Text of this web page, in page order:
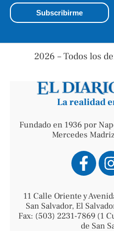
2026 – Todos los
La realidad
Fundado en 1936 por
Mercedes
11 Calle Oriente y
San Salvador, El
Fax: (503) 2231-7869 (1
de San